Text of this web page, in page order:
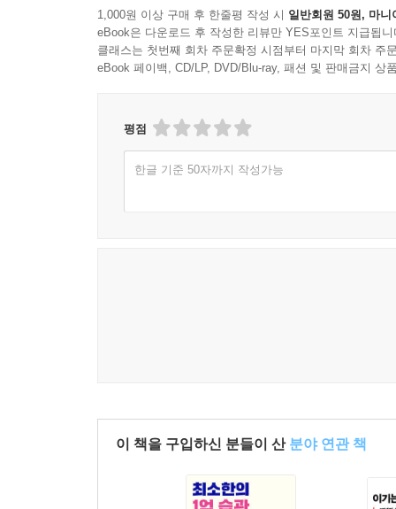
1,000원 이상 구매 후 한줄평 작성 시 일반회원 50원, 마니
eBook은 다운로드 후 작성한 리뷰만 YES포인트 지급됩니
클래스는 첫번째 회차 주문확정 시점부터 마지막 회차 주
eBook 페이백, CD/LP, DVD/Blu-ray, 패션 및 판매금지 상
평점
한글 기준 50자까지 작성가능
이 책을 구입하신 분들이 산 분야 연관 책